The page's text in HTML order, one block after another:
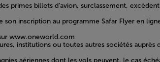
billets d’avion, surclassement,
inscription au programme Safar Flyer en
www.oneworld.com
institutions ou toutes autres sociétés auprès
aériennes dont les vols peuvent, le cas